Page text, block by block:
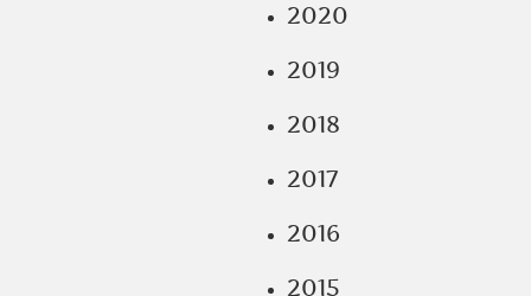
2020
2019
2018
2017
2016
2015